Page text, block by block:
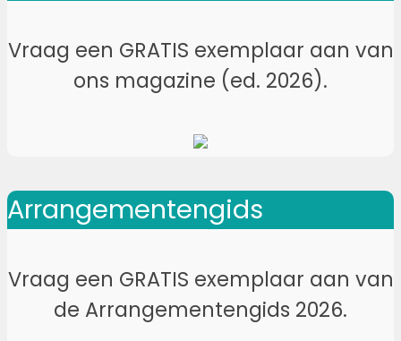
Vraag een GRATIS exemplaar aan van
ons magazine (ed. 2026).
Arrangementengids
Vraag een GRATIS exemplaar aan van
de Arrangementengids 2026.